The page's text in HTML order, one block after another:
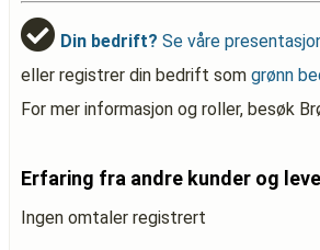
Din bedrift? Se våre
eller registrer din bedrift som grønn
For mer informasjon og roller, besøk
Erfaring fra andre kunder og
Ingen omtaler registrert